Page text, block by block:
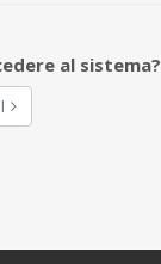
al sistema?